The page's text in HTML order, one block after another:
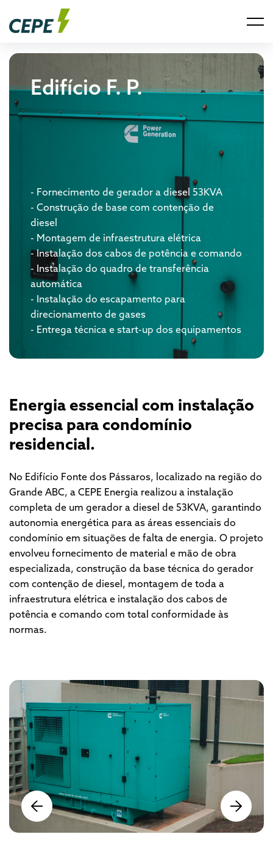
Edifício F. P.
- Fornecimento de gerador a diesel 53KVA
- Construção de base com contenção de
diesel
- Montagem de infraestrutura elétrica
- Instalação dos cabos de potência e comando
- Instalação do quadro de transferência
automática
- Instalação do escapamento para
direcionamento de gases
- Entrega técnica e start-up dos equipamentos
Energia essencial com instalação
precisa para condomínio
residencial.
No Edifício Fonte dos Pássaros, localizado na região do
Grande ABC, a CEPE Energia realizou a instalação
completa de um gerador a diesel de 53KVA, garantindo
autonomia energética para as áreas essenciais do
condomínio em situações de falta de energia. O projeto
envolveu fornecimento de material e mão de obra
especializada, construção da base técnica do gerador
com contenção de diesel, montagem de toda a
infraestrutura elétrica e instalação dos cabos de
potência e comando com total conformidade às
normas.